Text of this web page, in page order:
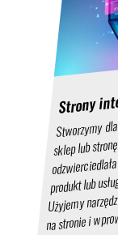
Strony
Stworzymy
sklep lub
produkt lub
Użyjemy
na stronie i